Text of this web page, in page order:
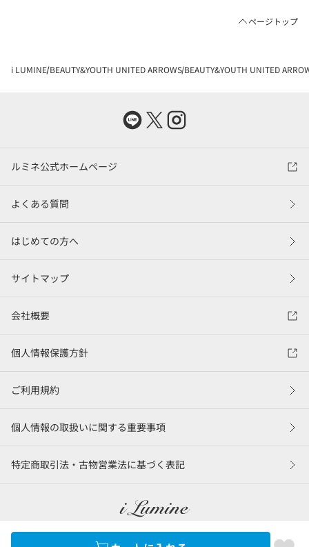
ページトップ
i LUMINE BEAUTY&YOUTH UNITED ARROWS BEAUTY&YOUTH UNITED
ルミネ公式ホームページ
よくある質問
はじめての方へ
サイトマップ
会社概要
個人情報保護方針
ご利用規約
個人情報の取扱いに関する重要事項
特定商取引法・古物営業法に基づく表記